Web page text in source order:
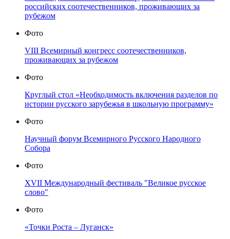
российских соотечественников, проживающих за
рубежом
Фото
VIII Всемирный конгресс соотечественников,
проживающих за рубежом
Фото
Круглый стол «Необходимость включения разделов по
истории русского зарубежья в школьную программу»
Фото
Научный форум Всемирного Русского Народного
Собора
Фото
XVII Международный фестиваль "Великое русское
слово"
Фото
«Точки Роста – Луганск»